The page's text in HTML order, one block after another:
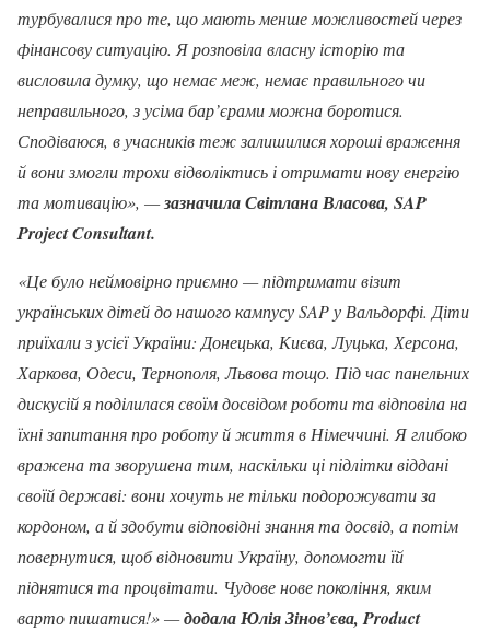
турбувалися про те, що мають менше можливостей через
фінансову ситуацію. Я розповіла власну історію та
висловила думку, що немає меж, немає правильного чи
неправильного, з усіма бар’єрами можна боротися.
Сподіваюся, в учасників теж залишилися хороші враження
й вони змогли трохи відволіктись і отримати нову енергію
та мотивацію», —зазначила Світлана Власова, SAP
Project Consultant.
«Це було неймовірно приємно—підтримати візит
українських дітей до нашого кампусу SAP у Вальдорфі. Діти
приїхали з усієї України: Донецька, Києва, Луцька, Херсона,
Харкова, Одеси, Тернополя, Львова тощо. Під час панельних
дискусій я поділилася своїм досвідом роботи та відповіла на
їхні запитання про роботу й життя в Німеччині. Я глибоко
вражена та зворушена тим, наскільки ці підлітки віддані
своїй державі: вони хочуть не тільки подорожувати за
кордоном, а й здобути відповідні знання та досвід, а потім
повернутися, щоб відновити Україну, допомогти їй
піднятися та процвітати. Чудове нове покоління, яким
варто пишатися!»—додала Юлія Зінов’єва, Product